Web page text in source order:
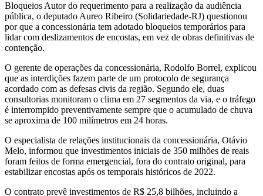
Bloqueios Autor do requerimento para a realização da audiência
pública, o deputado Aureo Ribeiro (Solidariedade-RJ) questionou
por que a concessionária tem adotado bloqueios temporários para
lidar com deslizamentos de encostas, em vez de obras definitivas de
contenção.
O gerente de operações da concessionária, Rodolfo Borrel, explicou
que as interdições fazem parte de um protocolo de segurança
acordado com as defesas civis da região. Segundo ele, duas
consultorias monitoram o clima em 27 segmentos da via, e o tráfego
é interrompido preventivamente sempre que o acumulado de chuva
se aproxima de 100 milímetros em 24 horas.
O especialista de relações institucionais da concessionária, Otávio
Melo, informou que investimentos iniciais de 350 milhões de reais
foram feitos de forma emergencial, fora do contrato original, para
estabilizar encostas após os temporais históricos de 2022.
O contrato prevê investimentos de R$ 25,8 bilhões, incluindo a